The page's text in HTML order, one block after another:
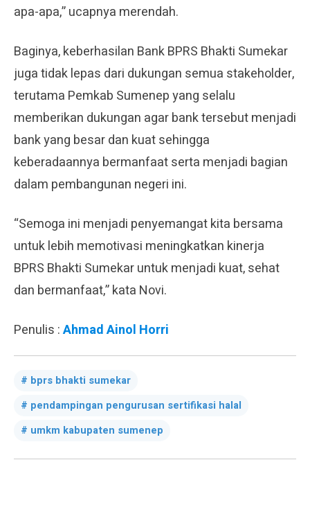
apa-apa,” ucapnya merendah.
Baginya, keberhasilan Bank BPRS Bhakti Sumekar
juga tidak lepas dari dukungan semua stakeholder,
terutama Pemkab Sumenep yang selalu
memberikan dukungan agar bank tersebut menjadi
bank yang besar dan kuat sehingga
keberadaannya bermanfaat serta menjadi bagian
dalam pembangunan negeri ini.
“Semoga ini menjadi penyemangat kita bersama
untuk lebih memotivasi meningkatkan kinerja
BPRS Bhakti Sumekar untuk menjadi kuat, sehat
dan bermanfaat,” kata Novi.
Penulis :Ahmad Ainol Horri
bprs bhakti sumekar
pendampingan pengurusan sertifikasi halal
umkm kabupaten sumenep